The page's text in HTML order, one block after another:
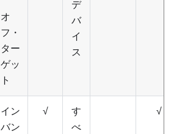
オ
フ・
ター
ゲッ
ト
デ
バ
イ
ス
イン
バン
√
す
べ
√